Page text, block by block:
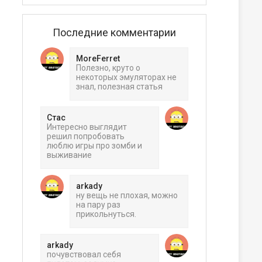
Последние комментарии
MoreFerret
Полезно, круто о
некоторых эмуляторах не
знал, полезная статья
Стас
Интересно выглядит
решил попробовать
люблю игры про зомби и
выживание
arkady
ну вещь не плохая, можно
на пару раз
прикольнуться.
arkady
почувствовал себя